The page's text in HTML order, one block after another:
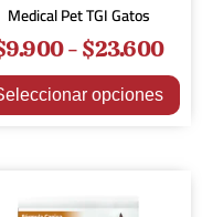
Medical Pet TGI Gatos
9.900-$23.600
opciones